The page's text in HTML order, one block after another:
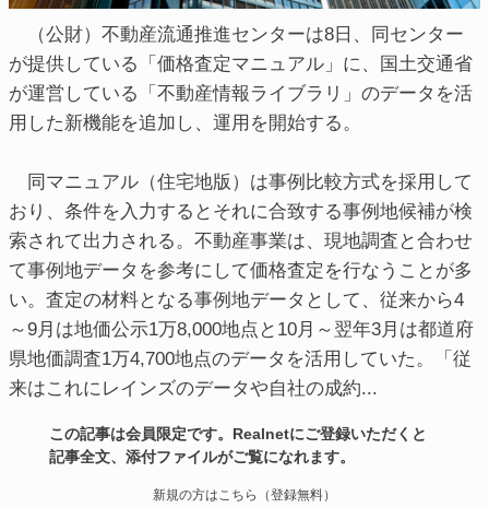
（公財）不動産流通推進センターは8日、同センター
が提供している「価格査定マニュアル」に、国土交通省
が運営している「不動産情報ライブラリ」のデータを活
用した新機能を追加し、運用を開始する。
同マニュアル（住宅地版）は事例比較方式を採用して
おり、条件を入力するとそれに合致する事例地候補が検
索されて出力される。不動産事業は、現地調査と合わせ
て事例地データを参考にして価格査定を行なうことが多
い。査定の材料となる事例地データとして、従来から4
～9月は地価公示1万8,000地点と10月～翌年3月は都道府
県地価調査1万4,700地点のデータを活用していた。「従
来はこれにレインズのデータや自社の成約...
この記事は会員限定です。Realnetにご登録いただくと
記事全文、添付ファイルがご覧になれます。
新規の方はこちら（登録無料）